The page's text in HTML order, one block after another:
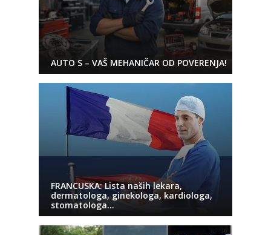
AUTO S – VAŠ MEHANIČAR OD POVERENJA!
FRANCUSKA: Lista naših lekara,
dermatologa, ginekologa, kardiologa,
stomatologa…